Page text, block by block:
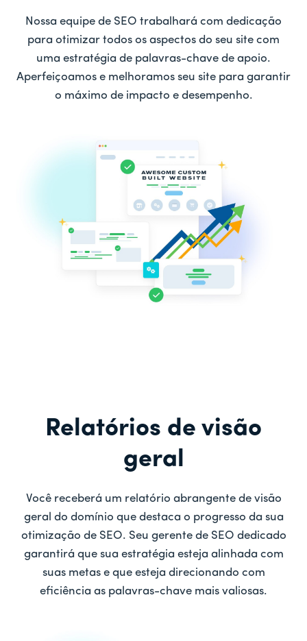
Nossa equipe de SEO trabalhará com dedicação
para otimizar todos os aspectos do seu site com
uma estratégia de palavras-chave de apoio.
Aperfeiçoamos e melhoramos seu site para garantir
o máximo de impacto e desempenho.
Relatórios de visão
geral
Você receberá um relatório abrangente de visão
geral do domínio que destaca o progresso da sua
otimização de SEO. Seu gerente de SEO dedicado
garantirá que sua estratégia esteja alinhada com
suas metas e que esteja direcionando com
eficiência as palavras-chave mais valiosas.